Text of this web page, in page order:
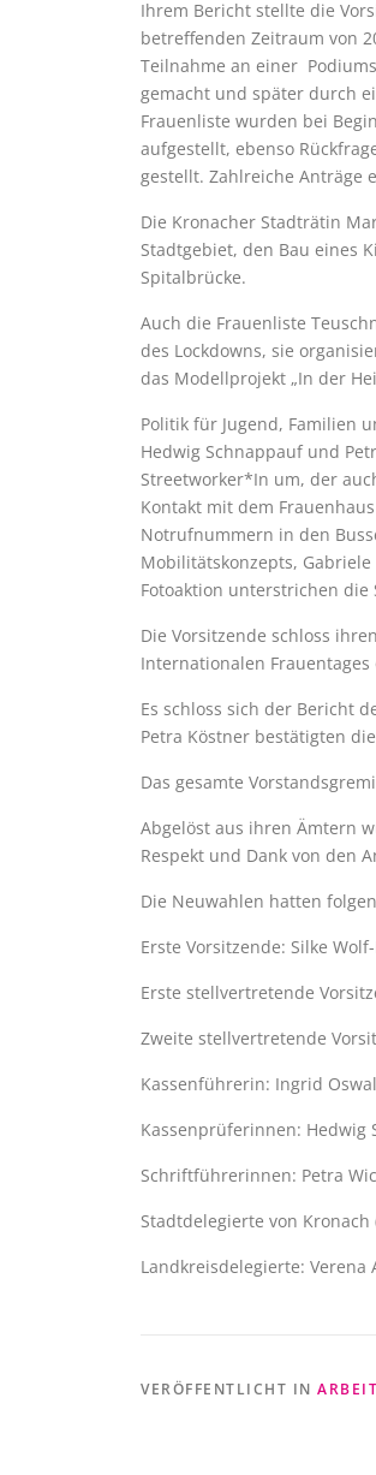
Ihrem Bericht stellte die
betreffenden Zeitraum von
Teilnahme an einer
gemacht und später durch
Frauenliste wurden bei
aufgestellt, ebenso
gestellt. Zahlreiche Anträge
Die Kronacher Stadträtin
Stadtgebiet, den Bau eines
Spitalbrücke.
Auch die Frauenliste
des Lockdowns, sie
das Modellprojekt „In der
Politik für Jugend, Familien
Hedwig Schnappauf und
Streetworker*In um, der
Kontakt mit dem
Notrufnummern in den
Mobilitätskonzepts,
Fotoaktion unterstrichen
Die Vorsitzende schloss
Internationalen
Es schloss sich der Bericht
Petra Köstner bestätigten
Das gesamte
Abgelöst aus ihren Ämtern
Respekt und Dank von den
Die Neuwahlen hatten
Erste Vorsitzende: Silke
Erste stellvertretende
Zweite stellvertretende
Kassenführerin: Ingrid
Kassenprüferinnen: Hedwig
Schriftführerinnen: Petra
Stadtdelegierte von Kronach
Landkreisdelegierte: Verena
VERÖFFENTLICHT IN